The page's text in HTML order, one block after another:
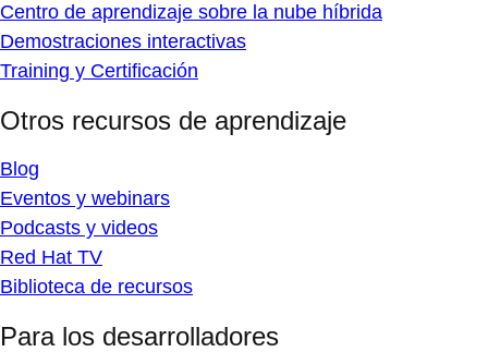
Centro de aprendizaje sobre la nube híbrida
Demostraciones interactivas
Training y Certificación
Otros recursos de aprendizaje
Blog
Eventos y webinars
Podcasts y videos
Red Hat TV
Biblioteca de recursos
Para los desarrolladores